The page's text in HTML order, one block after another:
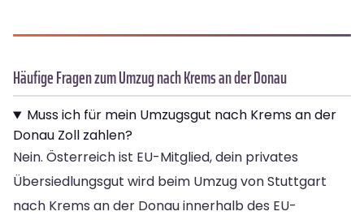
Häufige Fragen zum Umzug nach Krems an der Donau
Muss ich für mein Umzugsgut nach Krems an der
Donau Zoll zahlen?
Nein. Österreich ist EU-Mitglied, dein privates
Übersiedlungsgut wird beim Umzug von Stuttgart
nach Krems an der Donau innerhalb des EU-